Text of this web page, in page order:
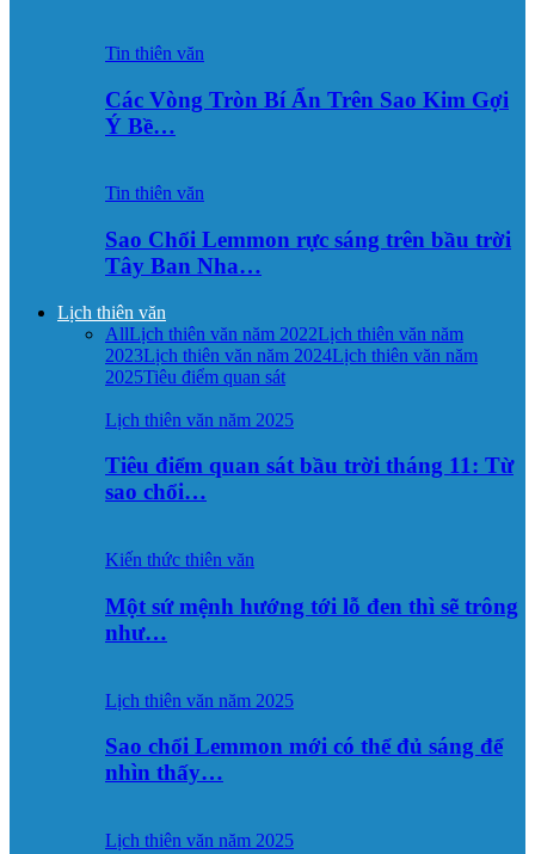
Tin thiên văn
Các Vòng Tròn Bí Ẩn Trên Sao Kim Gợi
Ý Bề…
Tin thiên văn
Sao Chổi Lemmon rực sáng trên bầu trời
Tây Ban Nha…
Lịch thiên văn
AllLịch thiên văn năm 2022Lịch thiên văn năm
2023Lịch thiên văn năm 2024Lịch thiên văn năm
2025Tiêu điểm quan sát
Lịch thiên văn năm 2025
Tiêu điểm quan sát bầu trời tháng 11: Từ
sao chổi…
Kiến thức thiên văn
Một sứ mệnh hướng tới lỗ đen thì sẽ trông
như…
Lịch thiên văn năm 2025
Sao chổi Lemmon mới có thể đủ sáng để
nhìn thấy…
Lịch thiên văn năm 2025